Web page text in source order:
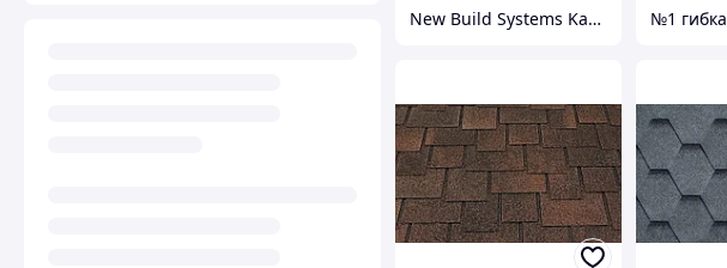
New Build Systems Kazakhstan